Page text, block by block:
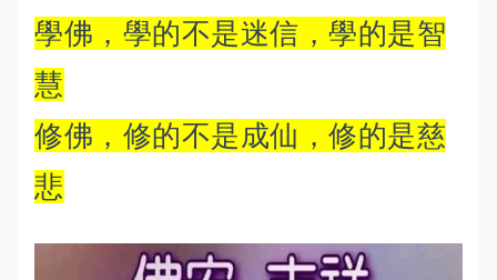
學佛，學的不是迷信，學的是智
慧
修佛，修的不是成仙，修的是慈
悲